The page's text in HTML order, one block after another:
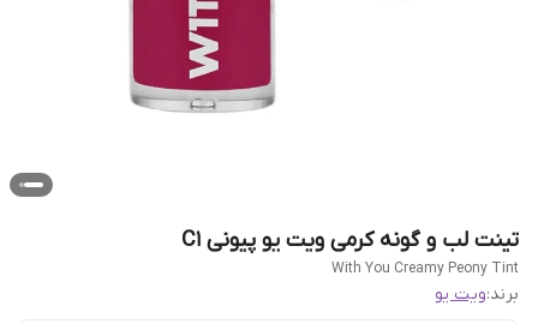
تینت لب و گونه کرمی ویت یو پیونی C1
With You Creamy Peony Tint
برند:ویت یو